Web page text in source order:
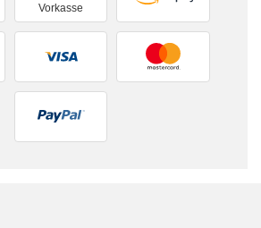
Vorkasse